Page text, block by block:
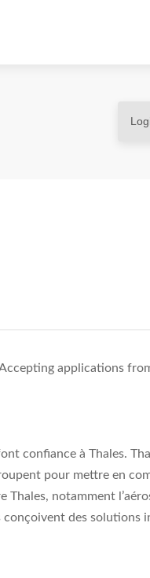
applications
confiance à Thales.
pour mettre en
Thales, notamment
conçoivent des solutions